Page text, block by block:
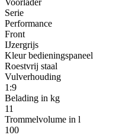
Voorlader
Serie
Performance
Front
IJzergrijs
Kleur bedieningspaneel
Roestvrij staal
Vulverhouding
1:9
Belading in kg
11
Trommelvolume in l
100